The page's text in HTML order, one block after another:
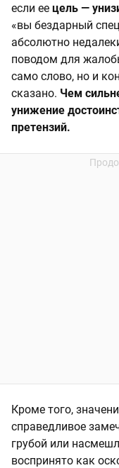
если ее цель —
«вы бездарный
абсолютно
поводом для
само слово, но и
сказано. Чем
унижение
претензий.
Кроме того,
справедливое
грубой или
воспринято как